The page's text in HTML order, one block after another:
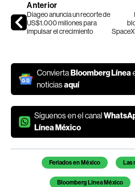
Anterior
Diageo anuncia un recorte de
US$1.000 millones para
impulsar el crecimiento
ConviertaBloomberg Línea
noticiasaquí
Síguenos en el canal
Línea México
Temas de este artículo
Feriados en México Las
Bloomberg Línea México